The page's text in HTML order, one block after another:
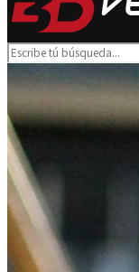
Search
for: